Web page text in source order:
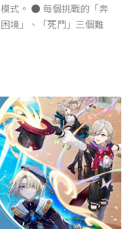
式。 ● 每個挑戰的「奔
境」、「死鬥」三個難